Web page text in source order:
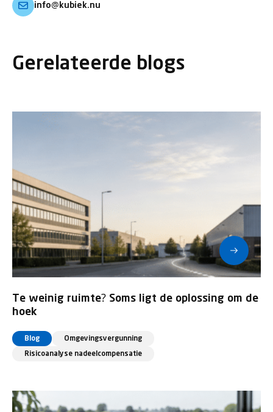
info@kubiek.nu
Gerelateerde blogs
Te weinig ruimte? Soms ligt de oplossing om de
hoek
Blog Omgevingsvergunning
Risicoanalyse nadeelcompensatie